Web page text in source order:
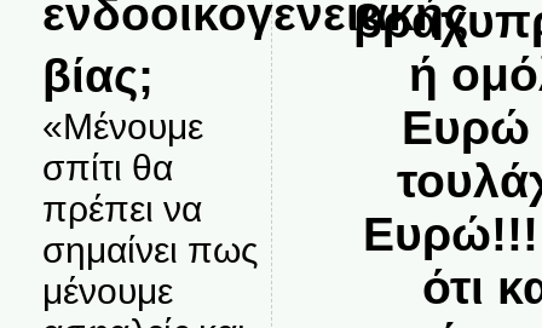
ενδοοικογενειακής
βίας;
«Μένουμε
σπίτι θα
πρέπει να
σημαίνει πως
μένουμε
ή
Ευρώ
Ευρώ!!!
ότι